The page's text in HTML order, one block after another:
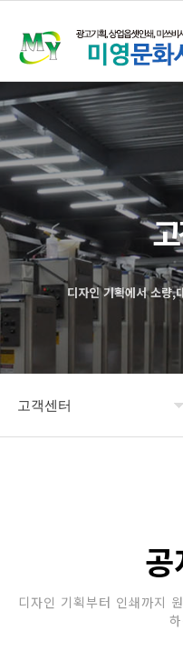
디자인 기획에서 소량,
고객센터
디자인 기획부터 인쇄까지